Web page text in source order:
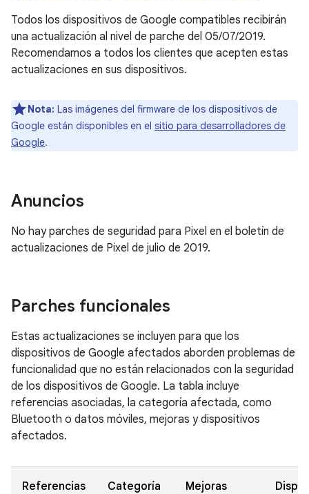
Todos los dispositivos de Google compatibles recibirán
una actualización al nivel de parche del 05/07/2019.
Recomendamos a todos los clientes que acepten estas
actualizaciones en sus dispositivos.
Nota: Las imágenes del firmware de los dispositivos de
Google están disponibles en el sitio para desarrolladores de
Google.
Anuncios
No hay parches de seguridad para Pixel en el boletín de
actualizaciones de Pixel de julio de 2019.
Parches funcionales
Estas actualizaciones se incluyen para que los
dispositivos de Google afectados aborden problemas de
funcionalidad que no están relacionados con la seguridad
de los dispositivos de Google. La tabla incluye
referencias asociadas, la categoría afectada, como
Bluetooth o datos móviles, mejoras y dispositivos
afectados.
Referencias Categoría Mejoras